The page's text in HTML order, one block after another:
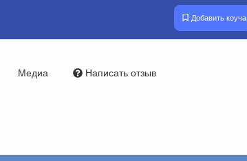
Добавить коуча
Медиа Написать отзыв